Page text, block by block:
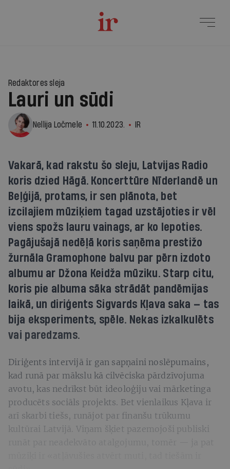
Redaktores sleja
Lauri un sūdi
Nellija Ločmele 11.10.2023. IR
Vakarā, kad rakstu šo sleju, Latvijas Radio
koris dzied Hāgā. Koncerttūre Nīderlandē un
Beļģijā, protams, ir sen plānota, bet
izcilajiem mūziķiem tagad uzstājoties ir vēl
viens spožs lauru vainags, ar ko lepoties.
Pagājušajā nedēļā koris saņēma prestižo
žurnāla Gramophone balvu par pērn izdoto
albumu ar Džona Keidža mūziku. Starp citu,
koris pie albuma sāka strādāt pandēmijas
laikā, un diriģents Sigvards Kļava saka — tas
bija eksperiments, spēle. Nekas izkalkulēts
vai paredzams.
Diriģents intervijā ir gan sapņaini noslēpumains,
kad runā par mākslu kā cilvēciska pārdzīvojuma
avotu, kas nedrīkst būt ideoloģiju vai mārketinga
producēts sociāls projekts. Bet vienlaikus Kļava ir
arī skarbi tiešs, runājot par finanšu trūkumu
kultūrai Latvijā. Viņam šķiet pazemojoši publiski